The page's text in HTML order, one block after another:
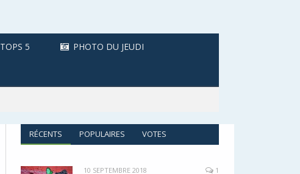
TOPS 5 PHOTO DU JEUDI
RÉCENTS POPULAIRES VOTES
10 SEPTEMBRE 2018 1